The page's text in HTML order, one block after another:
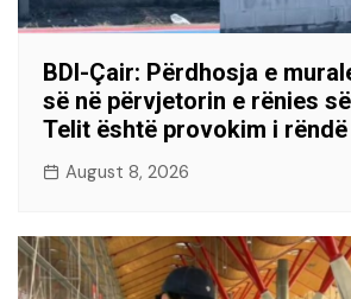
BDI-Çair: Përdhosja e
së në përvjetorin e rënies
Telit është provokim i rëndë
August 8, 2026